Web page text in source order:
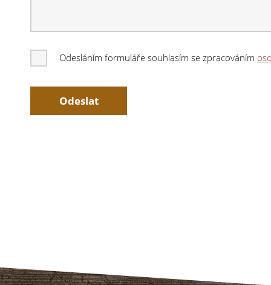
Odesláním formuláře souhlasím se zpracováním